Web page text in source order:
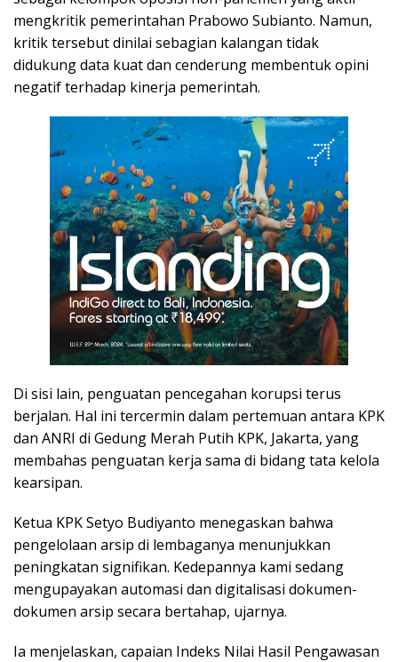
mengkritik pemerintahan Prabowo Subianto. Namun,
kritik tersebut dinilai sebagian kalangan tidak
didukung data kuat dan cenderung membentuk opini
negatif terhadap kinerja pemerintah.
Di sisi lain, penguatan pencegahan korupsi terus
berjalan. Hal ini tercermin dalam pertemuan antara KPK
dan ANRI di Gedung Merah Putih KPK, Jakarta, yang
membahas penguatan kerja sama di bidang tata kelola
kearsipan.
Ketua KPK Setyo Budiyanto menegaskan bahwa
pengelolaan arsip di lembaganya menunjukkan
peningkatan signifikan. Kedepannya kami sedang
mengupayakan automasi dan digitalisasi dokumen-
dokumen arsip secara bertahap, ujarnya.
Ia menjelaskan, capaian Indeks Nilai Hasil Pengawasan